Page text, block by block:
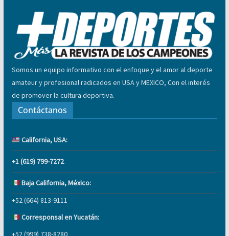
Somos un equipo informativo con el enfoque y el amor al deporte
amateur y profesional radicados en USA y MEXICO, Con el interés
de promover la cultura deportiva.
Contáctanos
California, USA:
+1 (619) 799-7272
Baja California, México:
+52 (664) 813-9111
Corresponsal en Yucatán:
+52 (999) 738-8280